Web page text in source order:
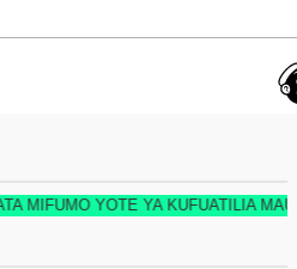
YA KUFUATILIA MAUZO,